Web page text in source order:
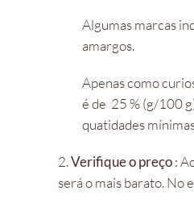
Algumas marcas
amargos.
Apenas como
é de 25 % (g/100
quatidades
2.Verifique o preço:
será o mais barato. No